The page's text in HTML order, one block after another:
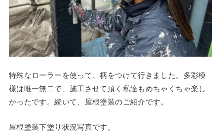
特殊なローラーを使って、柄をつけて行きました。多彩模
様は唯一無二で、施工させて頂く私達もめちゃくちゃ楽し
かったです。続いて、屋根塗装のご紹介です。
屋根塗装下塗り状況写真です。